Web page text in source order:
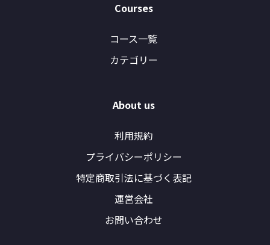
Courses
コース一覧
カテゴリー
About us
利用規約
プライバシーポリシー
特定商取引法に基づく表記
運営会社
お問い合わせ